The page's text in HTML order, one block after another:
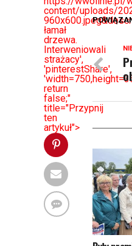
content/uploads/
łamał
drzewa.
Interweniowali
strażacy',
'pinterestShare',
return
false;"
title="Przypnij
ten
artykuł">